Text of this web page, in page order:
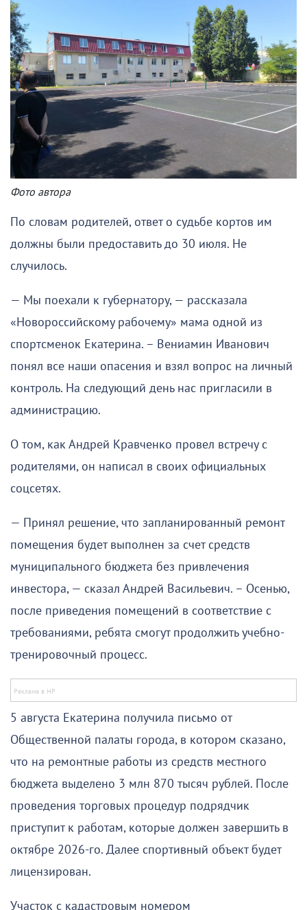
Фото автора
По словам родителей, ответ о судьбе кортов им
должны были предоставить до 30 июля. Не
случилось.
— Мы поехали к губернатору, — рассказала
«Новороссийскому рабочему» мама одной из
спортсменок Екатерина. – Вениамин Иванович
понял все наши опасения и взял вопрос на личный
контроль. На следующий день нас пригласили в
администрацию.
О том, как Андрей Кравченко провел встречу с
родителями, он написал в своих официальных
соцсетях.
— Принял решение, что запланированный ремонт
помещения будет выполнен за счет средств
муниципального бюджета без привлечения
инвестора, — сказал Андрей Васильевич. – Осенью,
после приведения помещений в соответствие с
требованиями, ребята смогут продолжить учебно-
тренировочный процесс.
5 августа Екатерина получила письмо от
Общественной палаты города, в котором сказано,
что на ремонтные работы из средств местного
бюджета выделено 3 млн 870 тысяч рублей. После
проведения торговых процедур подрядчик
приступит к работам, которые должен завершить в
октябре 2026-го. Далее спортивный объект будет
лицензирован.
Участок с кадастровым номером